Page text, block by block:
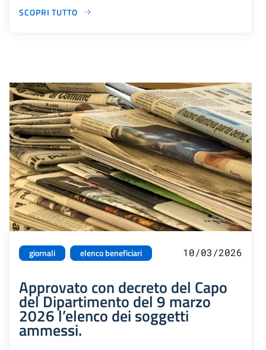
SCOPRI TUTTO
giornali elenco beneficiari 10/03/2026
Approvato con decreto del Capo
del Dipartimento del 9 marzo
2026 l’elenco dei soggetti
ammessi.